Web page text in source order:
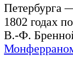
Петербурга
1802 годах
В.-Ф.